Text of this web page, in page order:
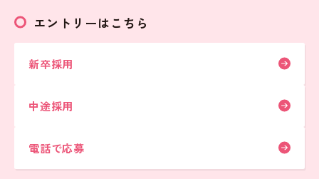
エントリーはこちら
新卒採用
中途採用
電話で応募